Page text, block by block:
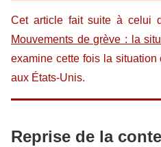
Cet article fait suite à celui
Mouvements de grève : la
examine cette fois la
aux États-Unis.
Reprise de la